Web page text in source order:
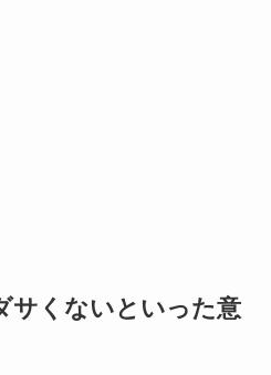
サくないといった意